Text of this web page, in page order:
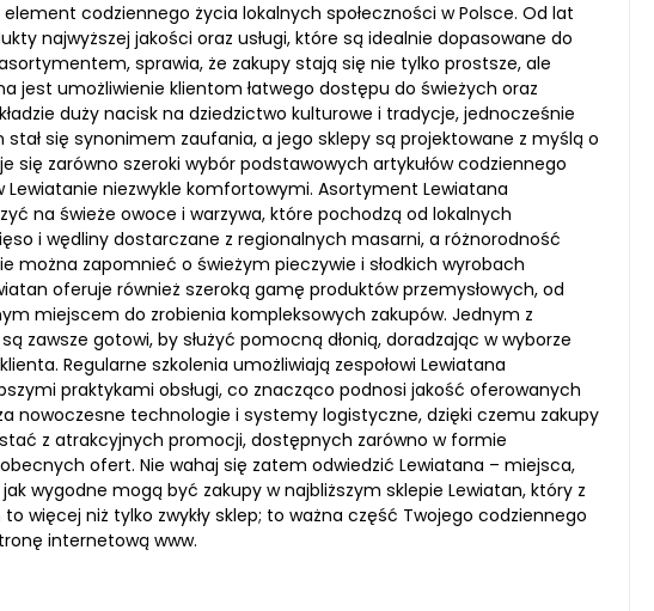
codziennego życia lokalnych społeczności w Polsce. Od lat
najwyższej jakości oraz usługi, które są idealnie dopasowane do
sprawia, że zakupy stają się nie tylko prostsze, ale
jest umożliwienie klientom łatwego dostępu do świeżych oraz
duży nacisk na dziedzictwo kulturowe i tradycje, jednocześnie
się synonimem zaufania, a jego sklepy są projektowane z myślą o
zarówno szeroki wybór podstawowych artykułów codziennego
niezwykle komfortowymi. Asortyment Lewiatana
na świeże owoce i warzywa, które pochodzą od lokalnych
i wędliny dostarczane z regionalnych masarni, a różnorodność
można zapomnieć o świeżym pieczywie i słodkich wyrobach
oferuje również szeroką gamę produktów przemysłowych, od
miejscem do zrobienia kompleksowych zakupów. Jednym z
zawsze gotowi, by służyć pomocną dłonią, doradzając w wyborze
Regularne szkolenia umożliwiają zespołowi Lewiatana
praktykami obsługi, co znacząco podnosi jakość oferowanych
nowoczesne technologie i systemy logistyczne, dzięki czemu zakupy
z atrakcyjnych promocji, dostępnych zarówno w formie
ofert. Nie wahaj się zatem odwiedzić Lewiatana – miejsca,
wygodne mogą być zakupy w najbliższym sklepie Lewiatan, który z
więcej niż tylko zwykły sklep; to ważna część Twojego codziennego
internetową www.